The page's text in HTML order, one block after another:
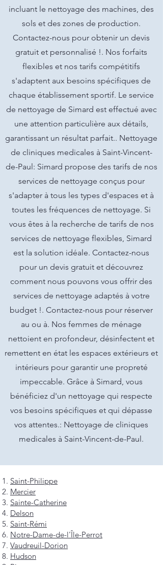
incluant le nettoyage des machines, des
sols et des zones de production.
Contactez-nous pour obtenir un devis
gratuit et personnalisé !. Nos forfaits
flexibles et nos tarifs compétitifs
s'adaptent aux besoins spécifiques de
chaque établissement sportif. Le service
de nettoyage de Simard est effectué avec
une attention particulière aux détails,
garantissant un résultat parfait.. Nettoyage
de cliniques medicales à Saint-Vincent-
de-Paul: Simard propose des tarifs de nos
services de nettoyage conçus pour
s'adapter à tous les types d'espaces et à
toutes les fréquences de nettoyage. Si
vous êtes à la recherche de tarifs de nos
services de nettoyage flexibles, Simard
est la solution idéale. Contactez-nous
pour un devis gratuit et découvrez
comment nous pouvons vous offrir des
services de nettoyage adaptés à votre
budget !. Contactez-nous pour réserver
au ou à. Nos femmes de ménage
nettoient en profondeur, désinfectent et
remettent en état les espaces extérieurs et
intérieurs pour garantir une propreté
impeccable. Grâce à Simard, vous
bénéficiez d'un nettoyage qui respecte
vos besoins spécifiques et qui dépasse
vos attentes.: Nettoyage de cliniques
medicales à Saint-Vincent-de-Paul.
Saint-Philippe
Mercier
Sainte-Catherine
Delson
Saint-Rémi
Notre-Dame-de-l'Île-Perrot
Vaudreuil-Dorion
Hudson